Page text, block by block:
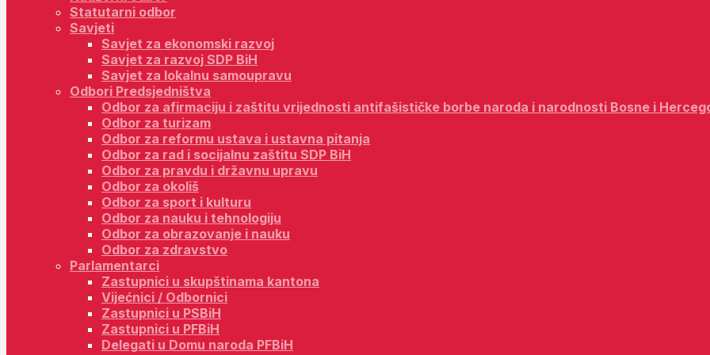
Statutarni odbor
Savjeti
Savjet za ekonomski razvoj
Savjet za razvoj SDP BiH
Savjet za lokalnu samoupravu
Odbori Predsjedništva
Odbor za afirmaciju i zaštitu vrijednosti antifašističke borbe naroda i narodnosti Bosne i
Odbor za turizam
Odbor za reformu ustava i ustavna pitanja
Odbor za rad i socijalnu zaštitu SDP BiH
Odbor za pravdu i državnu upravu
Odbor za okoliš
Odbor za sport i kulturu
Odbor za nauku i tehnologiju
Odbor za obrazovanje i nauku
Odbor za zdravstvo
Parlamentarci
Zastupnici u skupštinama kantona
Vijećnici / Odbornici
Zastupnici u PSBiH
Zastupnici u PFBiH
Delegati u Domu naroda PFBiH